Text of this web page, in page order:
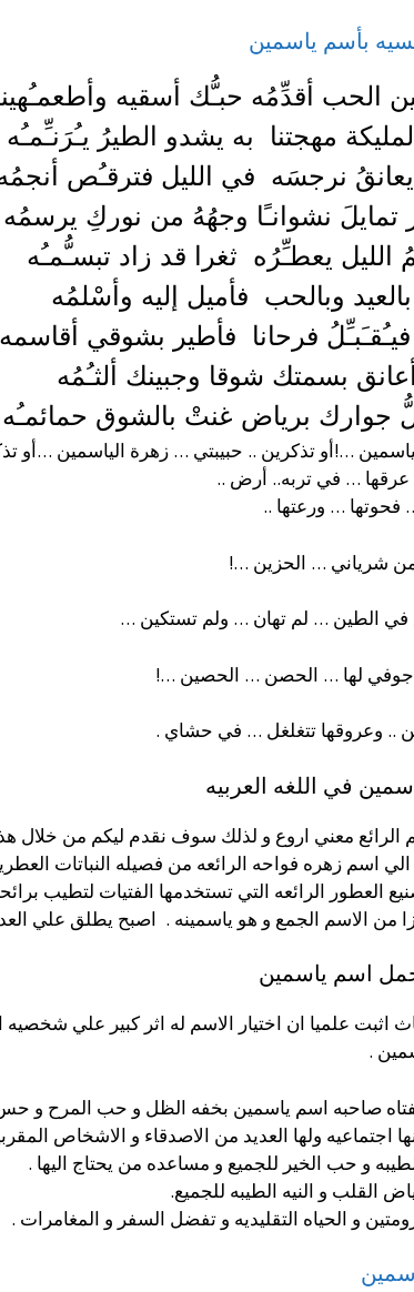
بأسم ياسمين
الحب أقدِّمُه حبـُّك أسقيه وأطعمـُه
لمليكة مهجتنا به يشدو الطيرُ يـُرَنـِّمـُه
يعانقُ نرجسَه في الليل فترقـُص
تمايلَ نشوانـًا وجهُهُ من نوركِ يرسمُه
الليل يعطـِّرُه ثغرا قد زاد تبسـُّمـُه
وبالحب فأميل إليه وأسْلمُه
فرحانا فأطير بشوقي أقاسمه
بسمتك شوقا وجبينك ألثـُمُه
جوارك برياض غنتْ بالشوق
…!أو تذكرين .. حبيبتي … زهرة الياسمين …أو
… في تربه.. أرض ..
… ورعتها ..
من شرياني … الحزين …!
في الطين … لم تهان … ولم تستكين …
جوفي لها … الحصن … الحصين …!
.. وعروقها تتغلغل … في حشاي .
في اللغه العربيه
الرائع معني اروع و لذلك سوف نقدم ليكم من خلال
اسم زهره فواحه الرائعه من فصيله النباتات
العطور الرائعه التي تستخدمها الفتيات لتطيب
من الاسم الجمع و هو ياسمينه . اصبح يطلق علي
اسم ياسمين
اثبت علميا ان اختيار الاسم له اثر كبير علي
.
صاحبه اسم ياسمين بخفه الظل و حب المرح و حس
اجتماعيه ولها العديد من الاصدقاء و الاشخاص
و حب الخير للجميع و مساعده من يحتاج اليها .
القلب و النيه الطيبه للجميع.
و الحياه التقليديه و تفضل السفر و المغامرات .